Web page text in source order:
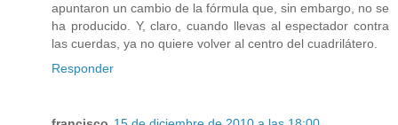
apuntaron un cambio de la fórmula que, sin embargo, no se
ha producido. Y, claro, cuando llevas al espectador contra
las cuerdas, ya no quiere volver al centro del cuadrilátero.
Responder